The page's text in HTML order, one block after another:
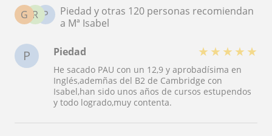
P
R
G
Piedad y otras 120 personas recomiendan
a Mª Isabel
P Piedad ★ ★ ★ ★ ★
He sacado PAU con un 12,9 y aprobadísima en
Inglés,ademñas del B2 de Cambridge con
Isabel,han sido unos años de cursos estupendos
y todo logrado,muy contenta.